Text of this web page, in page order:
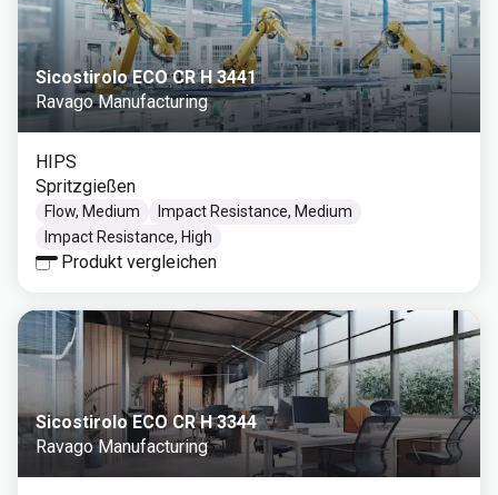
Sicostirolo ECO CR H 3441
Ravago Manufacturing
HIPS
Spritzgießen
Flow, Medium
Impact Resistance, Medium
Impact Resistance, High
Produkt vergleichen
Sicostirolo ECO CR H 3344
Ravago Manufacturing